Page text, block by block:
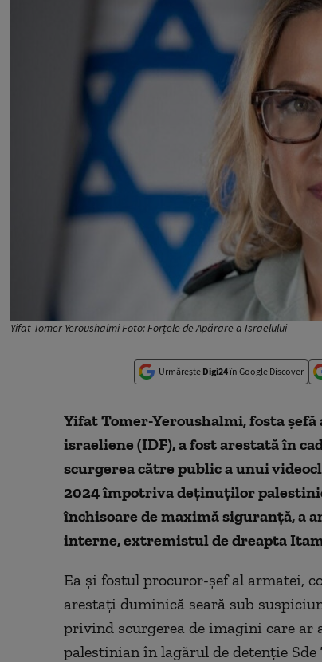
Yifat Tomer-Yeroushalmi Foto: Forțele de Apărare a Israelului
Urmărește Digi24în Google Discover
Yifat Tomer-Yeroushalmi, fosta
israeliene (IDF), a fost arestată în
scurgerea către public a unui
2024 împotriva deţinuţilor
închisoare de maximă siguranţă,
interne, extremistul de dreapta
Ea şi fostul procuror-şef al armatei,
arestaţi duminică seară sub
privind scurgerea de imagini care
palestinian în lagărul de detenţie